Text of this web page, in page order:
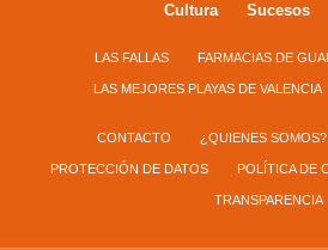
Cultura
Sucesos
LAS FALLAS FARMACIAS DE
LAS MEJORES PLAYAS DE VALENCIA
CONTACTO ¿QUIENES SOMOS?
PROTECCIÓN DE DATOS POLÍTICA DE
TRANSPARENCIA